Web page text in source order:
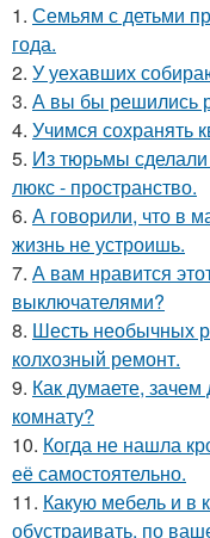
1. Семьям с детьми
года.
2. У уехавших
3. А вы бы решились
4. Учимся сохранять
5. Из тюрьмы
люкс - пространство.
6. А говорили, что в
жизнь не устроишь.
7. А вам нравится
выключателями?
8. Шесть необычных
колхозный ремонт.
9. Как думаете,
комнату?
10. Когда не нашла
её самостоятельно.
11. Какую мебель и в
обустраивать, по